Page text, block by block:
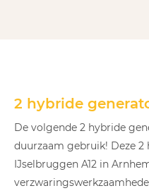
2 hybride
De volgende 2 hybride
duurzaam gebruik! Deze 2
IJselbruggen A12 in